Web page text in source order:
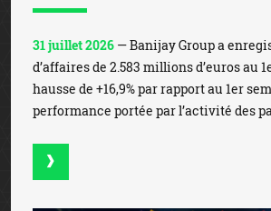
31 juillet 2026 — Banijay Group a
d’affaires de 2.583 millions d’euros au
hausse de +16,9% par rapport au 1er
performance portée par l’activité des